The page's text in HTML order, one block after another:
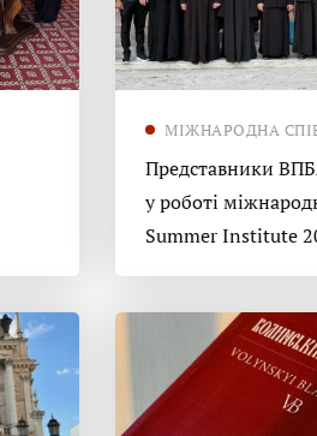
МІЖНАРОДНА
Представники
у роботі
Summer Institute